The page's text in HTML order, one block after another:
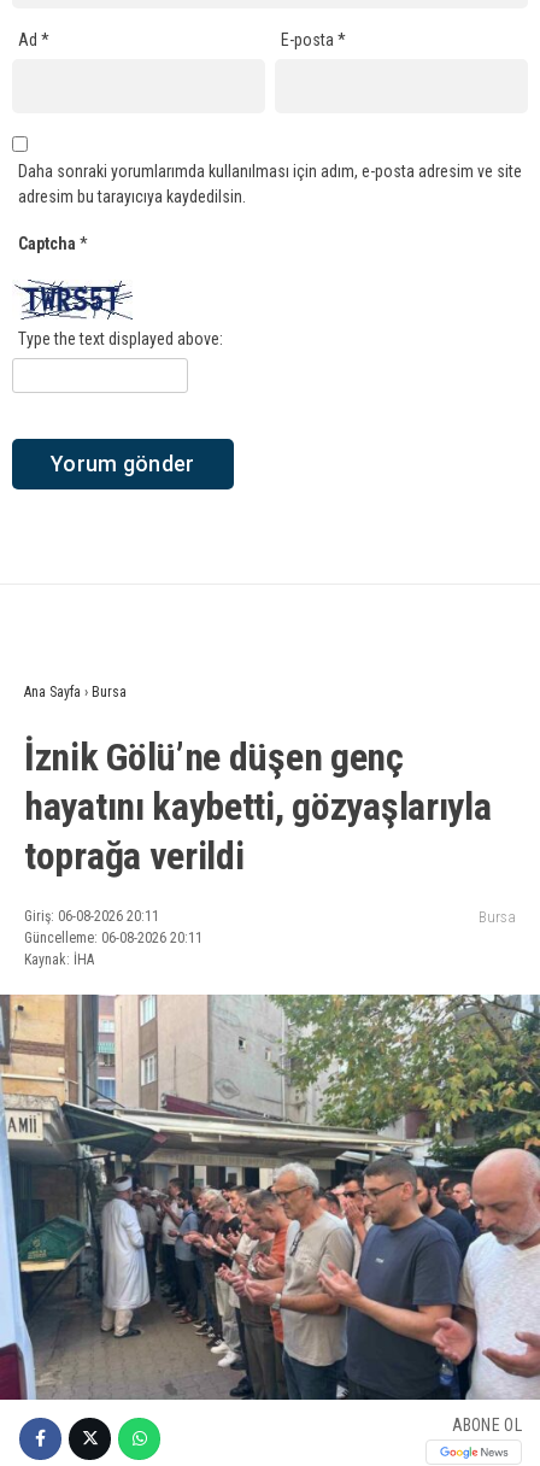
Ad * E-posta*
Daha sonraki yorumlarımda kullanılması için adım, e-posta adresim ve site
adresim bu tarayıcıya kaydedilsin.
Captcha *
Type the text displayed above:
Ana Sayfa › Bursa
İznik Gölü’ne düşen genç
hayatını kaybetti, gözyaşlarıyla
toprağa verildi
Giriş: 06-08-2026 20:11
Güncelleme: 06-08-2026 20:11
Kaynak: İHA
Bursa
ABONE OL